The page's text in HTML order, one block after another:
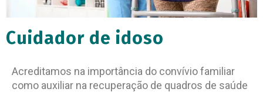
Cuidador de idoso
Acreditamos na importância do convívio familiar
como auxiliar na recuperação de quadros de saúde